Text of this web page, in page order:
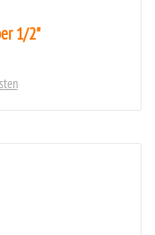
1/2"